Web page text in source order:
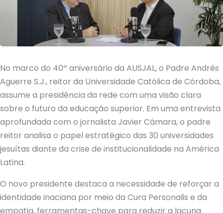
No marco do 40º aniversário da AUSJAL, o Padre Andrés
Aguerre S.J., reitor da Universidade Católica de Córdoba,
assume a presidência da rede com uma visão clara
sobre o futuro da educação superior. Em uma entrevista
aprofundada com o jornalista Javier Cámara, o padre
reitor analisa o papel estratégico das 30 universidades
jesuítas diante da crise de institucionalidade na América
Latina.
O novo presidente destaca a necessidade de reforçar a
identidade inaciana por meio da Cura Personalis e da
empatia, ferramentas-chave para reduzir a lacuna